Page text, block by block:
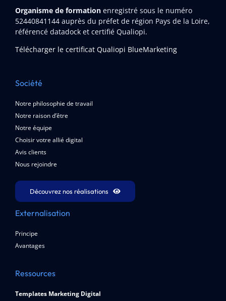
Organisme de formation enregistré sous le numéro
52440841144auprès du préfet de région Pays de la Loire,
référencé datadock et certifié Qualiopi.
Télécharger le certificat Qualiopi BlueMarketing
Société
Notre philosophie de travail
Notre raison d’être
Notre équipe
Choisir votre allié digital
Avis clients
Nous rejoindre
Découvrez nos réalisations
Externalisation
Principe
Avantages
Ressources
Templates Marketing Digital